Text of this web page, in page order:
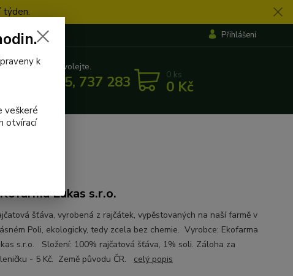
týden.
Přihlášení
si rady? Zavolejte.
727 862 655, 737 283 505 0 ks
0 Kč
Lukas s.r.o.
šťáva, vyrobená z rajčátek, vypěstovaných na naší farmě v
Poli, ekologicky, tedy zcela bez chemie. Vyrobce: Ekofarma
s.r.o. Složení: 100% rajčatová šťáva, 1% soli. Záloha za
- 5 Kč. Země původu ČR. celý popis
k
veškeré
otvírací